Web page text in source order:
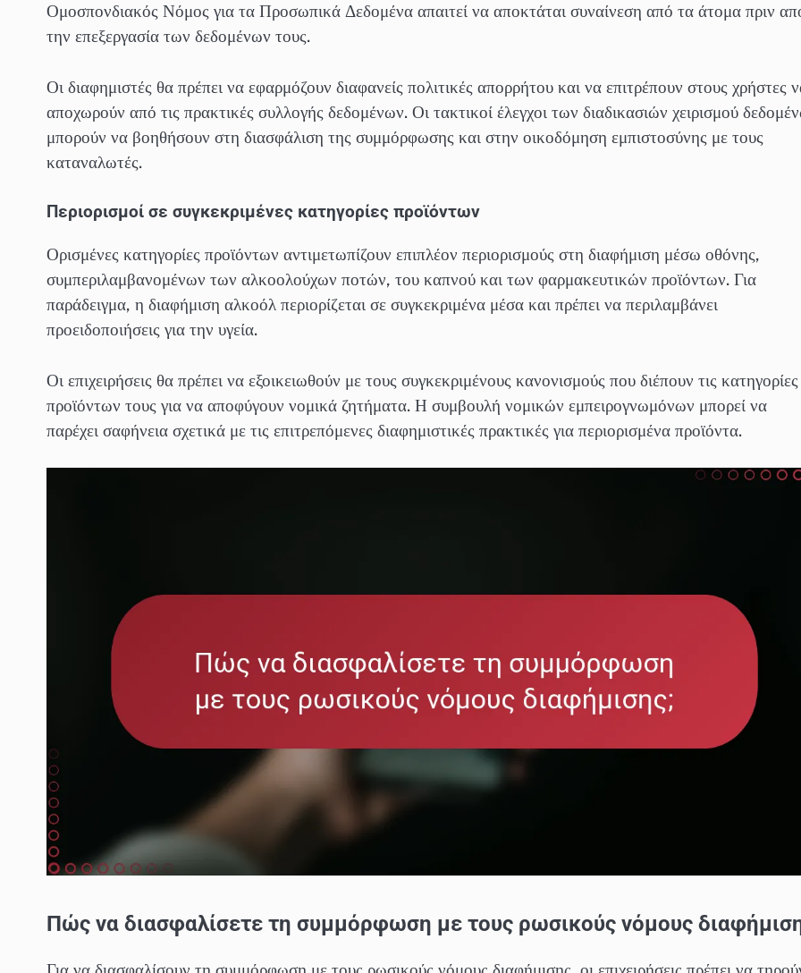
Ομοσπονδιακός Νόμος για τα Προσωπικά Δεδομένα απαιτεί να αποκτάται συναίνεση από τα άτομα πριν
την επεξεργασία των δεδομένων τους.
Οι διαφημιστές θα πρέπει να εφαρμόζουν διαφανείς πολιτικές απορρήτου και να επιτρέπουν στους χρήστες
αποχωρούν από τις πρακτικές συλλογής δεδομένων. Οι τακτικοί έλεγχοι των διαδικασιών χειρισμού
μπορούν να βοηθήσουν στη διασφάλιση της συμμόρφωσης και στην οικοδόμηση εμπιστοσύνης με τους
καταναλωτές.
Περιορισμοί σε συγκεκριμένες κατηγορίες προϊόντων
Ορισμένες κατηγορίες προϊόντων αντιμετωπίζουν επιπλέον περιορισμούς στη διαφήμιση μέσω οθόνης,
συμπεριλαμβανομένων των αλκοολούχων ποτών, του καπνού και των φαρμακευτικών προϊόντων. Για
παράδειγμα, η διαφήμιση αλκοόλ περιορίζεται σε συγκεκριμένα μέσα και πρέπει να περιλαμβάνει
προειδοποιήσεις για την υγεία.
Οι επιχειρήσεις θα πρέπει να εξοικειωθούν με τους συγκεκριμένους κανονισμούς που διέπουν τις κατηγορίες
προϊόντων τους για να αποφύγουν νομικά ζητήματα. Η συμβουλή νομικών εμπειρογνωμόνων μπορεί να
παρέχει σαφήνεια σχετικά με τις επιτρεπόμενες διαφημιστικές πρακτικές για περιορισμένα προϊόντα.
Πώς να διασφαλίσετε τη συμμόρφωση με τους ρωσικούς νόμους